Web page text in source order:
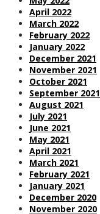
April 2022
March 2022
February 2022
January 2022
December 2021
November 2021
October 2021
September 2021
August 2021
July 2021
June 2021
May 2021
April 2021
March 2021
February 2021
January 2021
December 2020
November 2020